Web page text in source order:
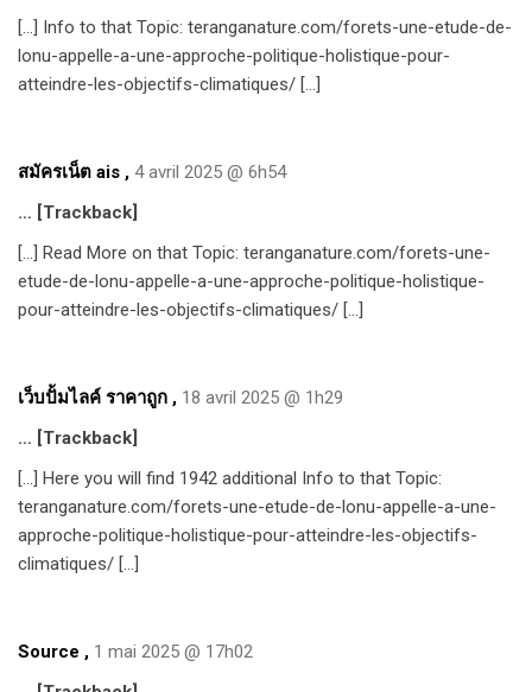
[…] Info to that Topic: teranganature.com/forets-une-etude-de-
lonu-appelle-a-une-approche-politique-holistique-pour-
atteindre-les-objectifs-climatiques/ […]
สมัครเน็ต ais , 4 avril 2025 @ 6h54
… [Trackback]
[…] Read More on that Topic: teranganature.com/forets-une-
etude-de-lonu-appelle-a-une-approche-politique-holistique-
pour-atteindre-les-objectifs-climatiques/ […]
เว็บปั้มไลค์ ราคาถูก , 18 avril 2025 @ 1h29
… [Trackback]
[…] Here you will find 1942 additional Info to that Topic:
teranganature.com/forets-une-etude-de-lonu-appelle-a-une-
approche-politique-holistique-pour-atteindre-les-objectifs-
climatiques/ […]
Source , 1 mai 2025 @ 17h02